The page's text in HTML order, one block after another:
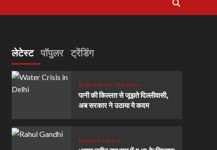
लेटेस्ट पॉपुलर ट्रेंडिंग
Delhi Latest Top News
पानी की किल्लत से जूझते दिल्लीवासी,
अब सरकार ने उठाया ये कदम
Election Latest